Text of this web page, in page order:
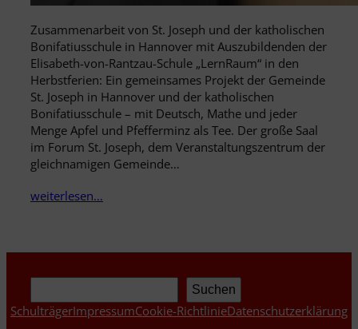
Zusammenarbeit von St. Joseph und der katholischen
Bonifatiusschule in Hannover mit Auszubildenden der
Elisabeth-von-Rantzau-Schule „LernRaum“ in den
Herbstferien: Ein gemeinsames Projekt der Gemeinde
St. Joseph in Hannover und der katholischen
Bonifatiusschule – mit Deutsch, Mathe und jeder
Menge Apfel und Pfefferminz als Tee. Der große Saal
im Forum St. Joseph, dem Veranstaltungszentrum der
gleichnamigen Gemeinde…
weiterlesen…
Suchen
SchulträgerImpressumCookie-RichtlinieDatenschutzerklärung